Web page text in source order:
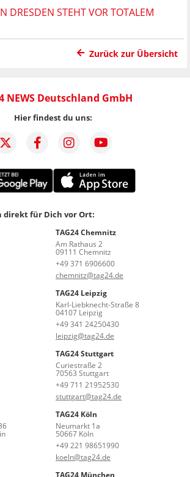
DRESDEN STEHT VOR TOTALEM
Zurück zur Übersicht
NEWS Deutschland GmbH
Hier findest du uns:
direkt für Dich vor Ort:
TAG24 Chemnitz
Am Rathaus 2
09111 Chemnitz
+49 371 6906600
chemnitz@tag24.de
TAG24 Leipzig
Karl-Liebknecht-Straße 8
04107 Leipzig
+49 341 24250430
leipzig@tag24.de
TAG24 Stuttgart
Curiestraße 2
70563 Stuttgart
+49 711 21952530
stuttgart@tag24.de
TAG24 Köln
Neumarkt 1a
50667 Köln
+49 221 98651990
koeln@tag24.de
TAG24 München